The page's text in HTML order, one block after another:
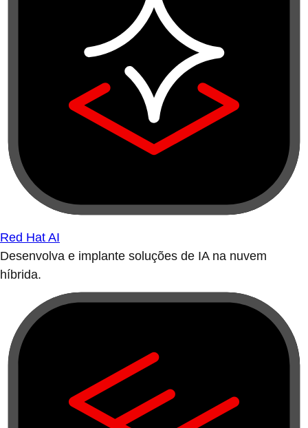
Red Hat AI
Desenvolva e implante soluções de IA na nuvem
híbrida.